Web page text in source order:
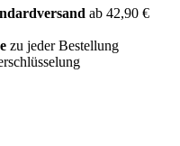
ab 42,90 €
zu jeder Bestellung